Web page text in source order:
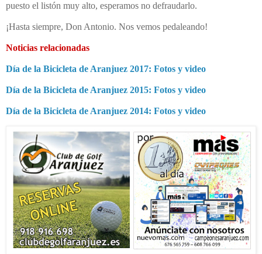
puesto el listón muy alto, esperamos no defraudarlo.
¡Hasta siempre, Don Antonio. Nos vemos pedaleando!
Noticias relacionadas
Día de la Bicicleta de Aranjuez 2017: Fotos y video
Día de la Bicicleta de Aranjuez 2015: Fotos y video
Día de la Bicicleta de Aranjuez 2014: Fotos y video